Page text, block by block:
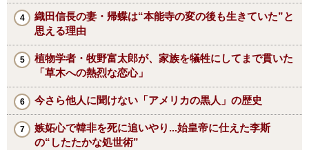
織田信長の妻・帰蝶は“本能寺の変の後も生きていた”と
思える理由
植物学者・牧野富太郎が、家族を犠牲にしてまで貫いた
「草木への熱烈な恋心」
今さら他人に聞けない「アメリカの黒人」の歴史
嫉妬心で韓非を死に追いやり...始皇帝に仕えた李斯
の“したたかな処世術”